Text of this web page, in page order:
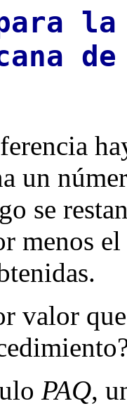
la
un
se
menos
valor
PAQ,